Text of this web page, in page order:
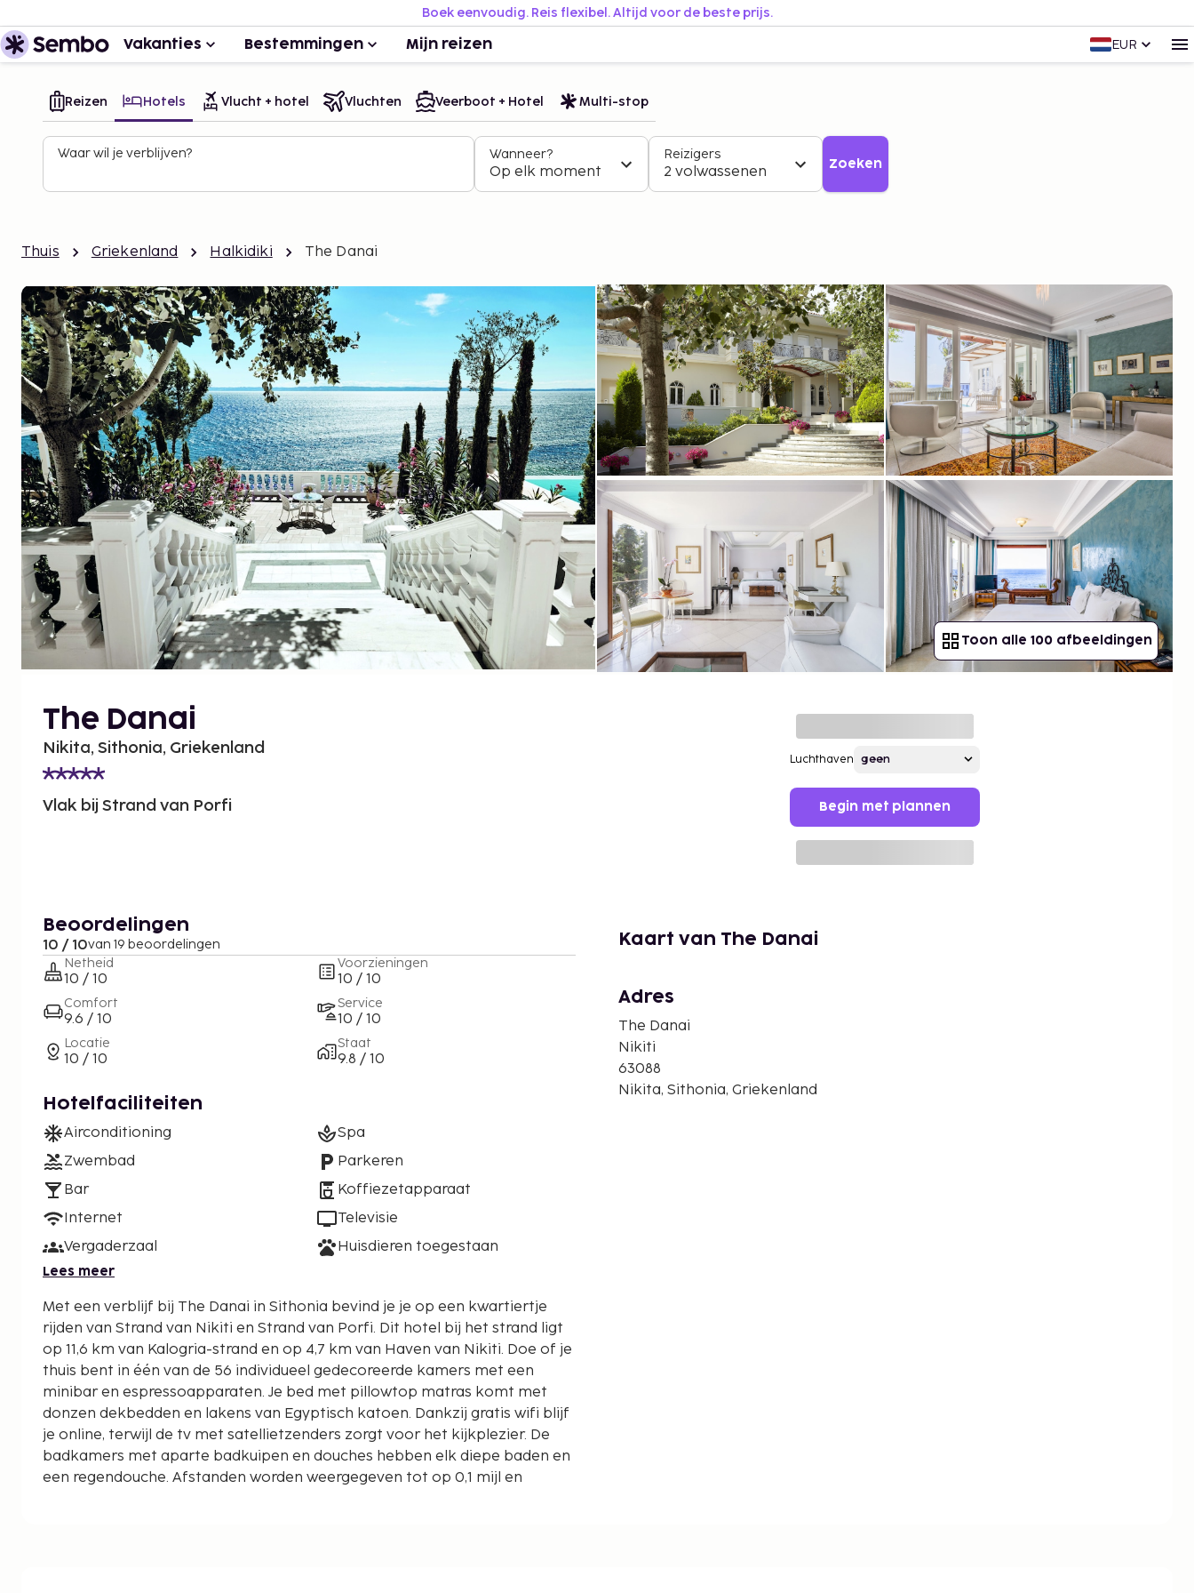
Boek eenvoudig. Reis flexibel. Altijd voor de beste prijs.
Vakanties Bestemmingen Mijn reizen EUR
Reizen Hotels Vlucht + hotel Vluchten Veerboot + Hotel Multi-stop
Waar wil je verblijven? Wanneer?
Op elk moment
Reizigers
2 volwassenen Zoeken
Thuis Griekenland Halkidiki The Danai
Toon alle 100 afbeeldingen
The Danai
Nikita, Sithonia, Griekenland
Vlak bij Strand van Porfi
Luchthaven
Begin met plannen
Beoordelingen
10 / 10van 19 beoordelingen
Netheid
10 / 10
Comfort
9.6 / 10
Locatie
10 / 10
Voorzieningen
10 / 10
Service
10 / 10
Staat
9.8 / 10
Hotelfaciliteiten
Airconditioning
Zwembad
Bar
Internet
Vergaderzaal
Spa
Parkeren
Koffiezetapparaat
Televisie
Huisdieren toegestaan
Lees meer
Met een verblijf bij The Danai in Sithonia bevind je je op een kwartiertje
rijden van Strand van Nikiti en Strand van Porfi. Dit hotel bij het strand ligt
op 11,6 km van Kalogria-strand en op 4,7 km van Haven van Nikiti. Doe of je
thuis bent in één van de 56 individueel gedecoreerde kamers met een
minibar en espressoapparaten. Je bed met pillowtop matras komt met
donzen dekbedden en lakens van Egyptisch katoen. Dankzij gratis wifi blijf
je online, terwijl de tv met satellietzenders zorgt voor het kijkplezier. De
badkamers met aparte badkuipen en douches hebben elk diepe baden en
een regendouche. Afstanden worden weergegeven tot op 0,1 mijl en
Kaart van The Danai
Adres
The Danai
Nikiti
63088
Nikita, Sithonia, Griekenland